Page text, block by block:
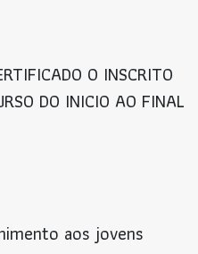
O INSCRITO
DO INICIO AO FINAL
aos jovens